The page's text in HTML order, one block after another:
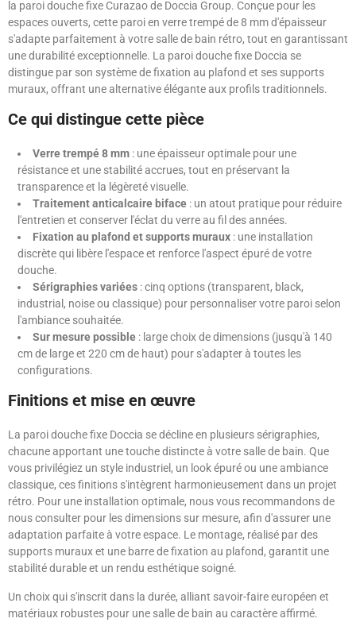
la paroi douche fixe Curazao de Doccia Group. Conçue pour les
espaces ouverts, cette paroi en verre trempé de 8 mm d'épaisseur
s'adapte parfaitement à votre salle de bain rétro, tout en garantissant
une durabilité exceptionnelle. La paroi douche fixe Doccia se
distingue par son système de fixation au plafond et ses supports
muraux, offrant une alternative élégante aux profils traditionnels.
Ce qui distingue cette pièce
Verre trempé 8 mm : une épaisseur optimale pour une
résistance et une stabilité accrues, tout en préservant la
transparence et la légèreté visuelle.
Traitement anticalcaire biface : un atout pratique pour réduire
l'entretien et conserver l'éclat du verre au fil des années.
Fixation au plafond et supports muraux : une installation
discrète qui libère l'espace et renforce l'aspect épuré de votre
douche.
Sérigraphies variées : cinq options (transparent, black,
industrial, noise ou classique) pour personnaliser votre paroi selon
l'ambiance souhaitée.
Sur mesure possible : large choix de dimensions (jusqu'à 140
cm de large et 220 cm de haut) pour s'adapter à toutes les
configurations.
Finitions et mise en œuvre
La paroi douche fixe Doccia se décline en plusieurs sérigraphies,
chacune apportant une touche distincte à votre salle de bain. Que
vous privilégiez un style industriel, un look épuré ou une ambiance
classique, ces finitions s'intègrent harmonieusement dans un projet
rétro. Pour une installation optimale, nous vous recommandons de
nous consulter pour les dimensions sur mesure, afin d'assurer une
adaptation parfaite à votre espace. Le montage, réalisé par des
supports muraux et une barre de fixation au plafond, garantit une
stabilité durable et un rendu esthétique soigné.
Un choix qui s'inscrit dans la durée, alliant savoir-faire européen et
matériaux robustes pour une salle de bain au caractère affirmé.